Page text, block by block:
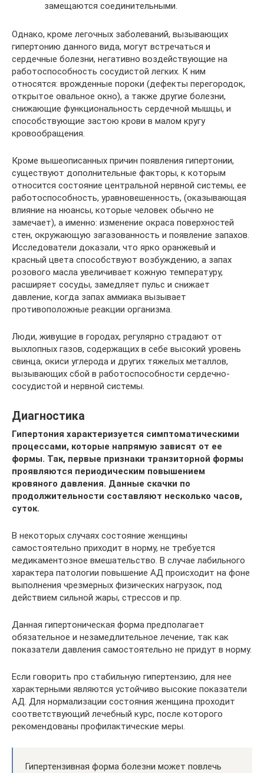
замещаются соединительными.
Однако, кроме легочных заболеваний, вызывающих
гипертонию данного вида, могут встречаться и
сердечные болезни, негативно воздействующие на
работоспособность сосудистой легких. К ним
относятся: врожденные пороки (дефекты перегородок,
открытое овальное окно), а также другие болезни,
снижающие функциональность сердечной мышцы, и
способствующие застою крови в малом кругу
кровообращения.
Кроме вышеописанных причин появления гипертонии,
существуют дополнительные факторы, к которым
относится состояние центральной нервной системы, ее
работоспособность, уравновешенность, (оказывающая
влияние на нюансы, которые человек обычно не
замечает), а именно: изменение окраса поверхностей
стен, окружающую загазованность и появление запахов.
Исследователи доказали, что ярко оранжевый и
красный цвета способствуют возбуждению, а запах
розового масла увеличивает кожную температуру,
расширяет сосуды, замедляет пульс и снижает
давление, когда запах аммиака вызывает
противоположные реакции организма.
Люди, живущие в городах, регулярно страдают от
выхлопных газов, содержащих в себе высокий уровень
свинца, окиси углерода и других тяжелых металлов,
вызывающих сбой в работоспособности сердечно-
сосудистой и нервной системы.
Диагностика
Гипертония характеризуется симптоматическими
процессами, которые напрямую зависят от ее
формы. Так, первые признаки транзиторной формы
проявляются периодическим повышением
кровяного давления. Данные скачки по
продолжительности составляют несколько часов,
суток.
В некоторых случаях состояние женщины
самостоятельно приходит в норму, не требуется
медикаментозное вмешательство. В случае лабильного
характера патологии повышение АД происходит на фоне
выполнения чрезмерных физических нагрузок, под
действием сильной жары, стрессов и пр.
Данная гипертоническая форма предполагает
обязательное и незамедлительное лечение, так как
показатели давления самостоятельно не придут в норму.
Если говорить про стабильную гипертензию, для нее
характерными являются устойчиво высокие показатели
АД. Для нормализации состояния женщина проходит
соответствующий лечебный курс, после которого
рекомендованы профилактические меры.
Гипертензивная форма болезни может повлечь